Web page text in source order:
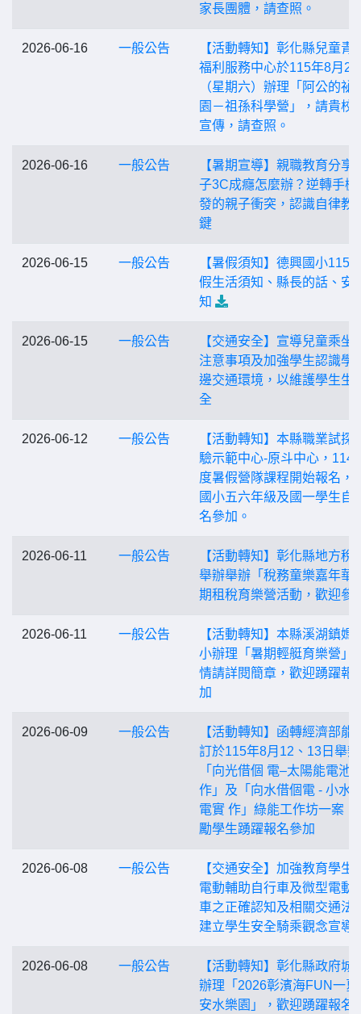
家長團體，請查照。
2026-06-16 一般公告
【活動轉知】彰化縣兒童青
福利服務中心於115年8月29
（星期六）辦理「阿公的祕
園－祖孫科學營」，請貴校
宣傳，請查照。
2026-06-16 一般公告
【暑期宣導】親職教育分享
子3C成癮怎麼辦？逆轉手機
發的親子衝突，認識自律教
鍵
2026-06-15 一般公告
【暑假須知】德興國小115
假生活須知、縣長的話、安
知
2026-06-15 一般公告
【交通安全】宣導兒童乘坐
注意事項及加強學生認識學
邊交通環境，以維護學生生
全
2026-06-12 一般公告
【活動轉知】本縣職業試探
驗示範中心-原斗中心，114
度暑假營隊課程開始報名，
國小五六年級及國一學生自
名參加。
2026-06-11 一般公告
【活動轉知】彰化縣地方稅
舉辦舉辦「稅務童樂嘉年華
期租稅育樂營活動，歡迎參
2026-06-11 一般公告
【活動轉知】本縣溪湖鎮媽
小辦理「暑期輕艇育樂營」
情請詳閱簡章，歡迎踴躍報
加
2026-06-09 一般公告
【活動轉知】函轉經濟部能
訂於115年8月12、13日舉辦
「向光借個 電–太陽能電池
作」及「向水借個電 - 小水
電實 作」綠能工作坊一案，
勵學生踴躍報名參加
2026-06-08 一般公告
【交通安全】加強教育學生
電動輔助自行車及微型電動
車之正確認知及相關交通法
建立學生安全騎乘觀念宣導
2026-06-08 一般公告
【活動轉知】彰化縣政府城
辦理「2026彰濱海FUN一夏
安水樂園」，歡迎踴躍報名